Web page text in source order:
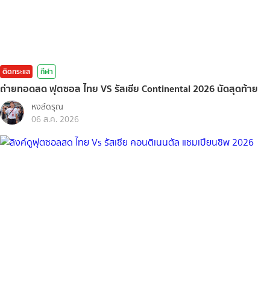
ติดกระแส กีฬา
ถ่ายทอดสด ฟุตซอล ไทย VS รัสเซีย Continental 2026 นัดสุดท้าย
หงส์ดรุณ
06 ส.ค. 2026